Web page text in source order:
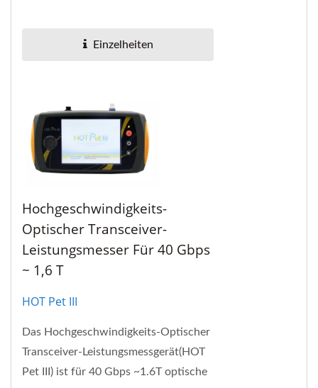
Einzelheiten
Hochgeschwindigkeits-
Optischer Transceiver-
Leistungsmesser Für 40 Gbps
~ 1,6 T
HOT Pet III
Das Hochgeschwindigkeits-Optischer
Transceiver-Leistungsmessgerät(HOT
Pet III) ist für 40 Gbps ~1.6T optische